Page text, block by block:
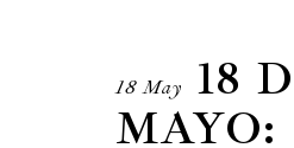
18 May
18
MAYO: